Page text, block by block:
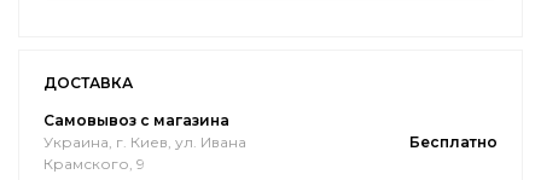
ДОСТАВКА
Самовывоз с магазина
Украина, г. Киев, ул. Ивана
Крамского, 9
Бесплатно